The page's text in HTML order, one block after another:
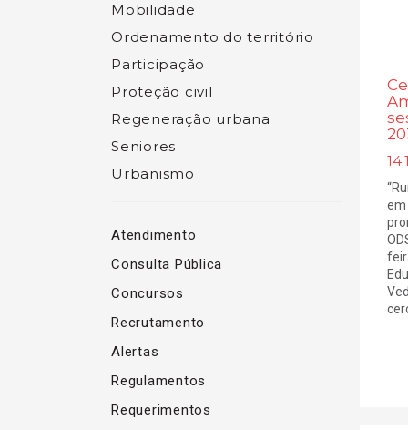
Mobilidade
Ordenamento do território
Participação
Proteção civil
Regeneração urbana
Seniores
Urbanismo
Atendimento
Consulta Pública
Concursos
Recrutamento
Alertas
Regulamentos
Requerimentos
em